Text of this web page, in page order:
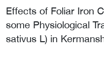
Effects of Foliar Iron
some Physiological
sativus L) in